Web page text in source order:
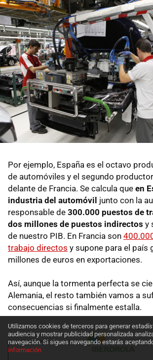
Por ejemplo, España es el octavo
de automóviles y el segundo
delante de Francia. Se calcula que en
industria del automóvil junto con la
responsable de 300.000 puestos de
dos millones de puestos indirectos y
de nuestro PIB. En Francia son
trabajo directos y supone para el país
millones de euros en exportaciones.
Así, aunque la tormenta perfecta se
Alemania, el resto también vamos a
consecuencias si finalmente estalla.
Utilizamos cookies de terceros para generar
audiencia y mostrar publicidad personalizada
navegación. Si sigues navegando estarás
información